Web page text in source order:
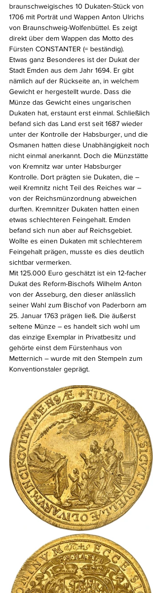
braunschweigisches 10 Dukaten-Stück von
1706 mit Porträt und Wappen Anton Ulrichs
von Braunschweig-Wolfenbüttel. Es zeigt
direkt über dem Wappen das Motto des
Fürsten CONSTANTER (= beständig).
Etwas ganz Besonderes ist der Dukat der
Stadt Emden aus dem Jahr 1694. Er gibt
nämlich auf der Rückseite an, in welchem
Gewicht er hergestellt wurde. Dass die
Münze das Gewicht eines ungarischen
Dukaten hat, erstaunt erst einmal. Schließlich
befand sich das Land erst seit 1687 wieder
unter der Kontrolle der Habsburger, und die
Osmanen hatten diese Unabhängigkeit noch
nicht einmal anerkannt. Doch die Münzstätte
von Kremnitz war unter Habsburger
Kontrolle. Dort prägten sie Dukaten, die –
weil Kremnitz nicht Teil des Reiches war –
von der Reichsmünzordnung abweichen
durften. Kremnitzer Dukaten hatten einen
etwas schlechteren Feingehalt. Emden
befand sich nun aber auf Reichsgebiet.
Wollte es einen Dukaten mit schlechterem
Feingehalt prägen, musste es dies deutlich
sichtbar vermerken.
Mit 125.000 Euro geschätzt ist ein 12-facher
Dukat des Reform-Bischofs Wilhelm Anton
von der Asseburg, den dieser anlässlich
seiner Wahl zum Bischof von Paderborn am
25. Januar 1763 prägen ließ. Die äußerst
seltene Münze – es handelt sich wohl um
das einzige Exemplar in Privatbesitz und
gehörte einst dem Fürstenhaus von
Metternich – wurde mit den Stempeln zum
Konventionstaler geprägt.